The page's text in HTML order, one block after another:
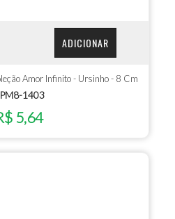
ADICIONAR
Amor Infinito - Ursinho - 8 Cm
1403
5,64